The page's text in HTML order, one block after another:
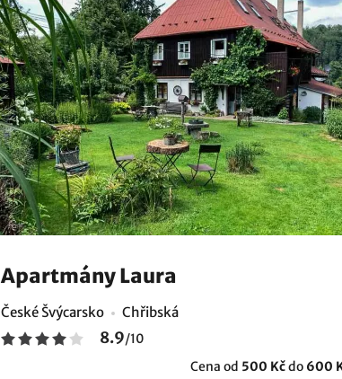
Apartmány Laura
České Švýcarsko Chřibská
8.9/10
Cena od 500 Kčdo 600